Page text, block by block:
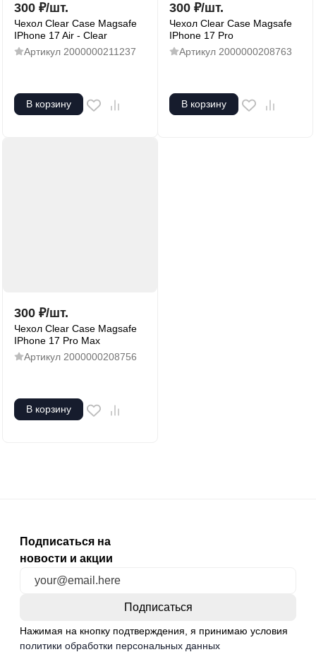
300 ₽/шт.
Чехол Clear Case Magsafe
IРhone 17 Air - Clear
Артикул 2000000211237
В корзину
300 ₽/шт.
Чехол Clear Case Magsafe
IРhone 17 Pro
Артикул 2000000208763
В корзину
300 ₽/шт.
Чехол Clear Case Magsafe
IРhone 17 Pro Max
Артикул 2000000208756
В корзину
Подписаться на
новости и акции
Нажимая на кнопку подтверждения, я принимаю условия
политики обработки персональных данных